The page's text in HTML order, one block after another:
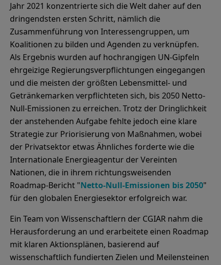
Jahr 2021 konzentrierte sich die Welt daher auf den
dringendsten ersten Schritt, nämlich die
Zusammenführung von Interessengruppen, um
Koalitionen zu bilden und Agenden zu verknüpfen.
Als Ergebnis wurden auf hochrangigen UN-Gipfeln
ehrgeizige Regierungsverpflichtungen eingegangen
und die meisten der größten Lebensmittel- und
Getränkemarken verpflichteten sich, bis 2050 Netto-
Null-Emissionen zu erreichen. Trotz der Dringlichkeit
der anstehenden Aufgabe fehlte jedoch eine klare
Strategie zur Priorisierung von Maßnahmen, wobei
der Privatsektor etwas Ähnliches forderte wie die
Internationale Energieagentur der Vereinten
Nationen, die in ihrem richtungsweisenden
Roadmap-Bericht "Netto-Null-Emissionen bis 2050"
für den globalen Energiesektor erfolgreich war.
Ein Team von Wissenschaftlern der CGIAR nahm die
Herausforderung an und erarbeitete einen Roadmap
mit klaren Aktionsplänen, basierend auf
wissenschaftlich fundierten Zielen und Meilensteinen